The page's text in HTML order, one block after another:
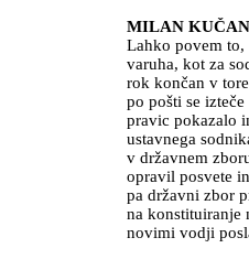
MILAN KUČAN
Lahko povem to,
varuha, kot za
rok končan v
po pošti se
pravic pokazalo
ustavnega
v državnem
opravil posvete
pa državni zbor
na konstituiranje
novimi vodji